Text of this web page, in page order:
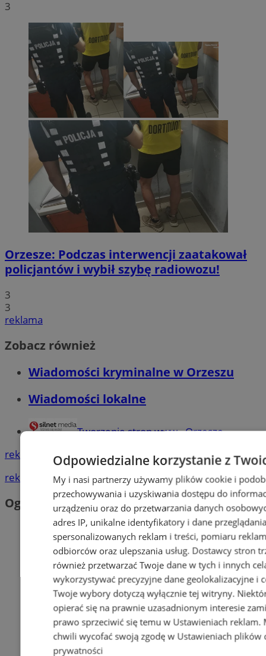
3
Orzesze: Podczas interwencji zaatakował
policjantów i wybił szybę radiowozu!
3
3
reklama
Zobacz również
Wiadomości kryminalne w Orzeszu
Wiadomości lokalne
Tworzenie stron www - Orzesze
reklama
reklama
Ogłoszenia
Odpowiedzialne korzystanie z
My i nasi partnerzy używamy plików cookie i
przechowywania i uzyskiwania dostępu do
urządzeniu oraz do przetwarzania danych
adres IP, unikalne identyfikatory i dane
spersonalizowanych reklam i treści, pomiaru
odbiorców oraz ulepszania usług. Dostawcy stron
również przetwarzać Twoje dane w tych i innych
wykorzystywać precyzyjne dane geolokalizacyjne i
Twoje wybory dotyczą wyłącznie tej witryny.
opierać się na prawnie uzasadnionym interesie
prawo sprzeciwić się temu w Ustawieniach reklam.
chwili wycofać swoją zgodę w Ustawieniach plików
prywatności